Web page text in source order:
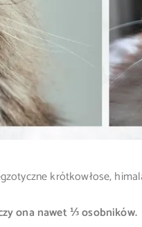
krótkowłose,
ona nawet ⅓ osobników.